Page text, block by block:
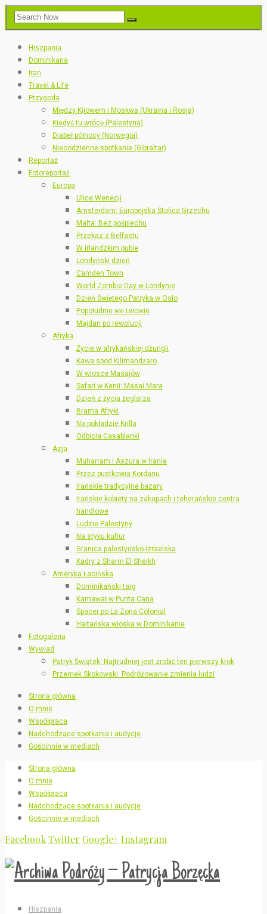
Hiszpania
Dominikana
Iran
Travel & Life
Przygoda
Między Kijowem i Moskwą (Ukraina i Rosja)
Kiedyś tu wrócę (Palestyna)
Diabeł północy (Norwegia)
Niecodzienne spotkanie (Gibraltar)
Reportaż
Fotoreportaż
Europa
Ulice Wenecji
Amsterdam: Europejska Stolica Grzechu
Malta: Bez pośpiechu
Przekaz z Belfastu
W irlandzkim pubie
Londyński dzień
Camden Town
World Zombie Day w Londynie
Dzień Świętego Patryka w Oslo
Popołudnie we Lwowie
Majdan po rewolucji
Afryka
Życie w afrykańskiej dżungli
Kawa spod Kilimandżaro
W wiosce Masajów
Safari w Kenii: Masai Mara
Dzień z życia żeglarza
Brama Afryki
Na pokładzie Krilla
Odbicia Casablanki
Azja
Muharram i Aszura w Iranie
Przez pustkowia Kordanu
Irańskie tradycyjne bazary
Irańskie kobiety na zakupach i teherańskie centra
handlowe
Ludzie Palestyny
Na styku kultur
Granica palestyńsko-izraelska
Kadry z Sharm El Sheikh
Ameryka Łacińska
Dominikański targ
Karnawał w Punta Cana
Spacer po La Zona Colonial
Haitańska wioska w Dominikanie
Fotogaleria
Wywiad
Patryk Świątek: Najtrudniej jest zrobić ten pierwszy krok
Przemek Skokowski: Podróżowanie zmienia ludzi
Strona główna
O mnie
Współpraca
Nadchodzące spotkania i audycje
Gościnnie w mediach
Strona główna
O mnie
Współpraca
Nadchodzące spotkania i audycje
Gościnnie w mediach
FacebookTwitter Google+Instagram
Hiszpania